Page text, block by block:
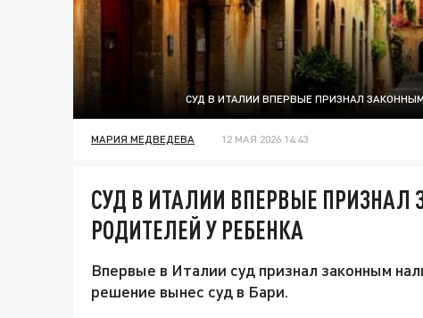
СУД В ИТАЛИИ ВПЕРВЫЕ ПРИЗНАЛ
МАРИЯ МЕДВЕДЕВА 12 МАЯ 2026 14:43
СУД В ИТАЛИИ ВПЕРВЫЕ ПРИЗНАЛ
РОДИТЕЛЕЙ У РЕБЕНКА
Впервые в Италии суд признал законным
решение вынес суд в Бари.